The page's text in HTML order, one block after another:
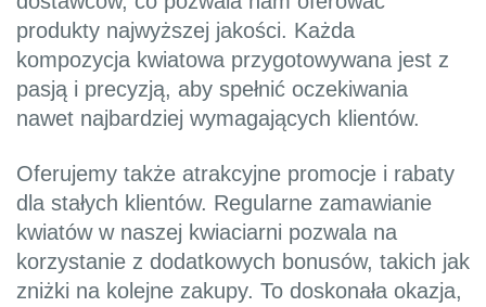
produkty najwyższej jakości. Każda
kompozycja kwiatowa przygotowywana jest z
pasją i precyzją, aby spełnić oczekiwania
nawet najbardziej wymagających klientów.
Oferujemy także atrakcyjne promocje i rabaty
dla stałych klientów. Regularne zamawianie
kwiatów w naszej kwiaciarni pozwala na
korzystanie z dodatkowych bonusów, takich jak
zniżki na kolejne zakupy. To doskonała okazja,